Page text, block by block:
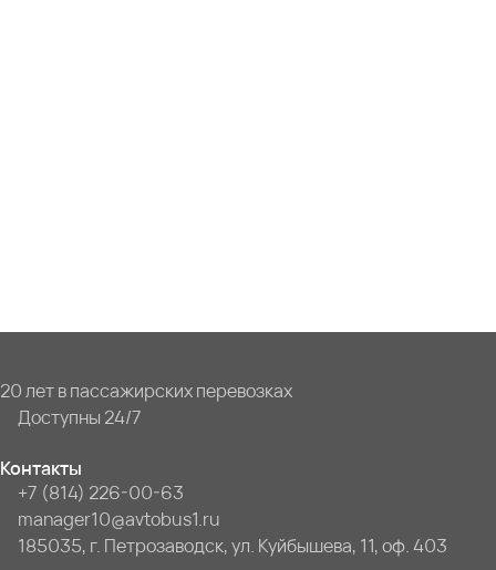
20 лет в пассажирских перевозках
Доступны 24/7
Контакты
+7 (814) 226-00-63
manager10@avtobus1.ru
185035, г. Петрозаводск, ул. Куйбышева, 11, оф. 403